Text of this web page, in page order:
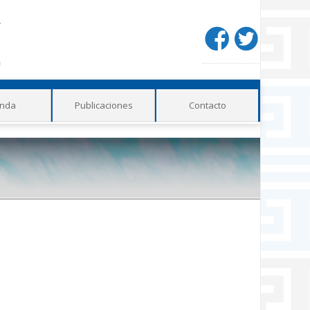
Publicaciones Contacto